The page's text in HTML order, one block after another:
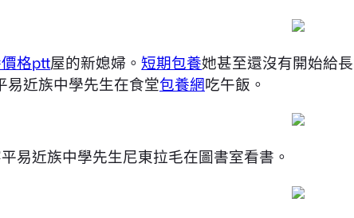
格ptt屋的新媳婦。短期包養她甚至還沒有開始給
易近族中學先生在食堂包養網吃午飯。
易近族中學先生尼東拉毛在圖書室看書。